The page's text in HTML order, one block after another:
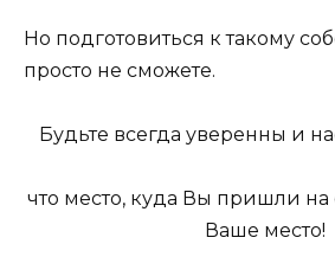
Но подготовиться к такому
просто не сможете.
Будьте всегда уверенны и
что место, куда Вы пришли на
Ваше место!